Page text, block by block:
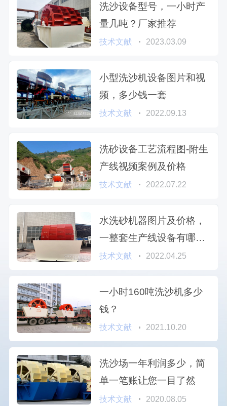
洗沙设备型号，一小时产
量几吨？厂家推荐
技术文献 2023.03.09
小型洗沙机设备图片和视
频，多少钱一套
技术文献 2022.09.13
洗砂设备工艺流程图-附生
产线视频案例及价格
技术文献 2022.07.22
水洗砂机器图片及价格，
一整套生产线设备有哪些
（附洗沙视频）
技术文献 2022.04.25
一小时160吨洗沙机多少
钱？
技术文献 2021.10.20
洗沙场一年利润多少，简
单一笔账让您一目了然
技术文献 2020.08.05